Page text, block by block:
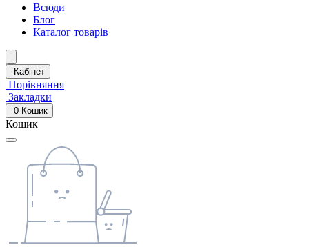
Всюди
Блог
Каталог товарів
Кабінет
Порівняння
Закладки
0 Кошик
Кошик